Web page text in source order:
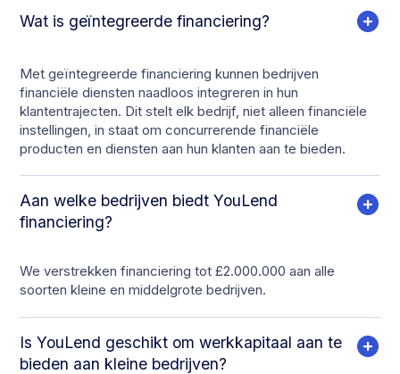
Wat is geïntegreerde financiering?
Met geïntegreerde financiering kunnen bedrijven
financiële diensten naadloos integreren in hun
klantentrajecten. Dit stelt elk bedrijf, niet alleen financiële
instellingen, in staat om concurrerende financiële
producten en diensten aan hun klanten aan te bieden.
Aan welke bedrijven biedt YouLend
financiering?
We verstrekken financiering tot £2.000.000 aan alle
soorten kleine en middelgrote bedrijven.
Is YouLend geschikt om werkkapitaal aan te
bieden aan kleine bedrijven?